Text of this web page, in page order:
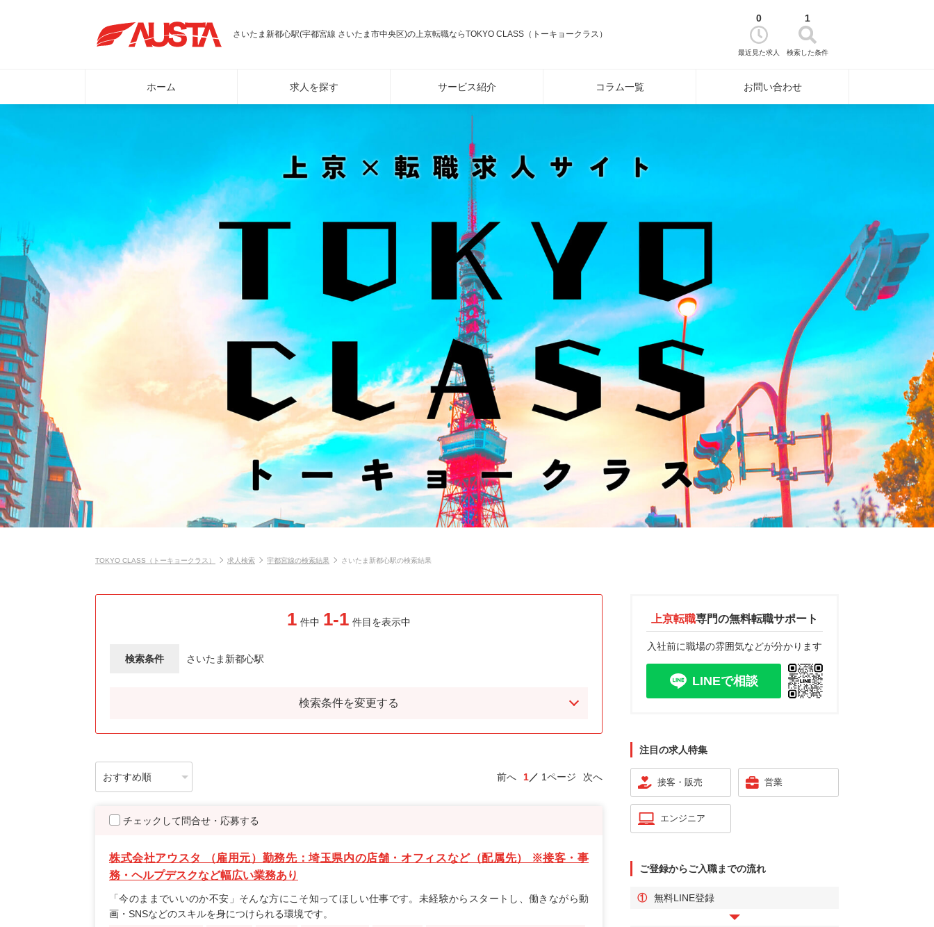
さいたま新都心駅(宇都宮線 さいたま市中央区)の上京転職ならTOKYO CLASS（トーキョークラス）
0
最近見た求人
1
検索した条件
ホーム 求人を探す サービス紹介 コラム一覧 お問い合わせ
TOKYO CLASS（トーキョークラス） 求人検索 宇都宮線の検索結果 さいたま新都心駅の検索結果
1 件中 1-1 件目を表示中
検索条件 さいたま新都心駅
検索条件を変更する
前へ 1 1ページ 次へ
チェックして問合せ・応募する
株式会社アウスタ （雇用元）勤務先：埼玉県内の店舗・オフィスなど（配属先） ※接客・事
務・ヘルプデスクなど幅広い業務あり
「今のままでいいのか不安」そんな方にこそ知ってほしい仕事です。未経験からスタートし、働きながら動
画・SNSなどのスキルを身につけられる環境です。
上京転職専門の無料転職サポート
入社前に職場の雰囲気などが分かります
LINEで相談
注目の求人特集
接客・販売 営業
エンジニア
ご登録からご入職までの流れ
① 無料LINE登録